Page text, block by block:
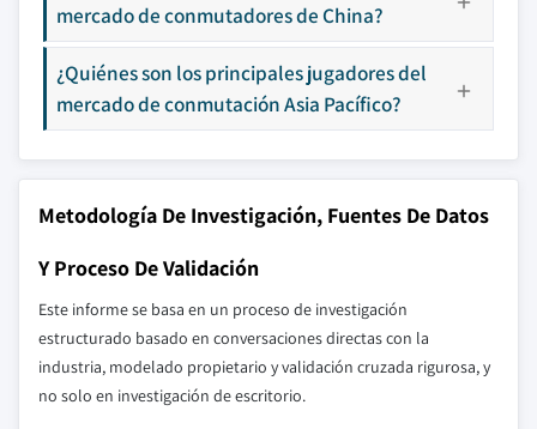
mercado de conmutadores de China?
¿Quiénes son los principales jugadores del
mercado de conmutación Asia Pacífico?
Metodología De Investigación, Fuentes De Datos
Y Proceso De Validación
Este informe se basa en un proceso de investigación
estructurado basado en conversaciones directas con la
industria, modelado propietario y validación cruzada rigurosa, y
no solo en investigación de escritorio.